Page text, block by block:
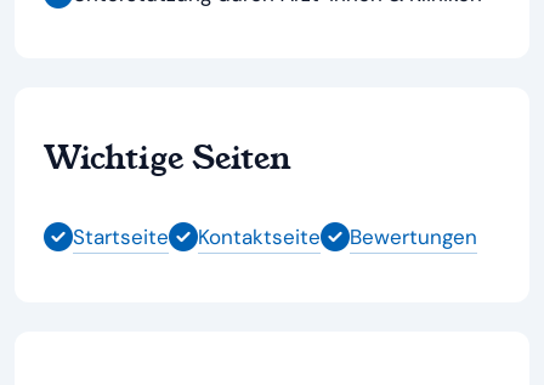
Wichtige Seiten
Startseite Kontaktseite Bewertungen